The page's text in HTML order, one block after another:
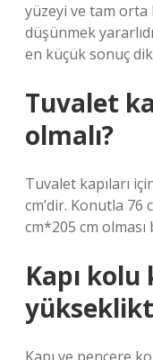
yüzeyi ve tam orta
düşünmek
en küçük sonuç
Tuvalet
olmalı?
Tuvalet kapıları
cm’dir. Konutla
cm*205 cm
Kapı kolu